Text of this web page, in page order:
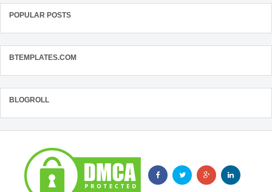
POPULAR POSTS
BTEMPLATES.COM
BLOGROLL